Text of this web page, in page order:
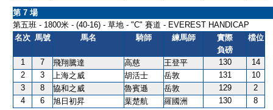
第 7 場
第五班 - 1800米 - (40-16) - 草地 - "C" 賽道 - EVEREST HANDICAP
名次 馬號 馬名 騎師 練馬師
實際
負磅
檔位
1 7 飛翔騰達 高慈 王登平 130
14
2
3 上海之威 胡活士 岳敦 131
10
3
8 協和之威 魯賓遜 岳敦 129
2
4
6 旭日初昇 葉楚航 羅國洲 130 8